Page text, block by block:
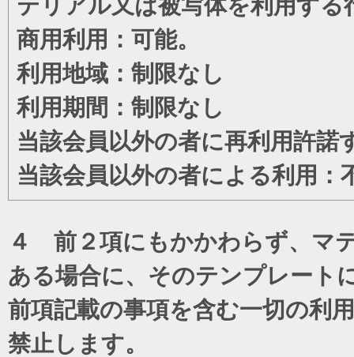
商用利用：可能。
利用地域：制限なし
利用期間：制限なし
当該会員以外の者に再利用許諾
当該会員以外の者による利用：
４ 前２項にもかかわらず、マ
ある場合に、そのテンプレート
前項記載の事項を含む一切の利
禁止します。